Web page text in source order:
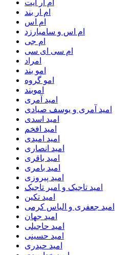
ام آر ایت
ام‌ ار بند
ام اس
ام اس و سامیارزد
ام جی
ام سی ای سی
امراد
امو بند
امو گروه
اموبند
امید آمری
امید آمری و یوسف صیادی
امید اسدی
امید افخم
امید امیدی
امید انصاری
امید باقری
امید بامری
امید پیروزی
امید تاجیک و امیر تاجیک
امید تکین
امید جعفری و الیاس کرمی
امید جهان
امید حاجیلی
امید حسینی
امید حیدری